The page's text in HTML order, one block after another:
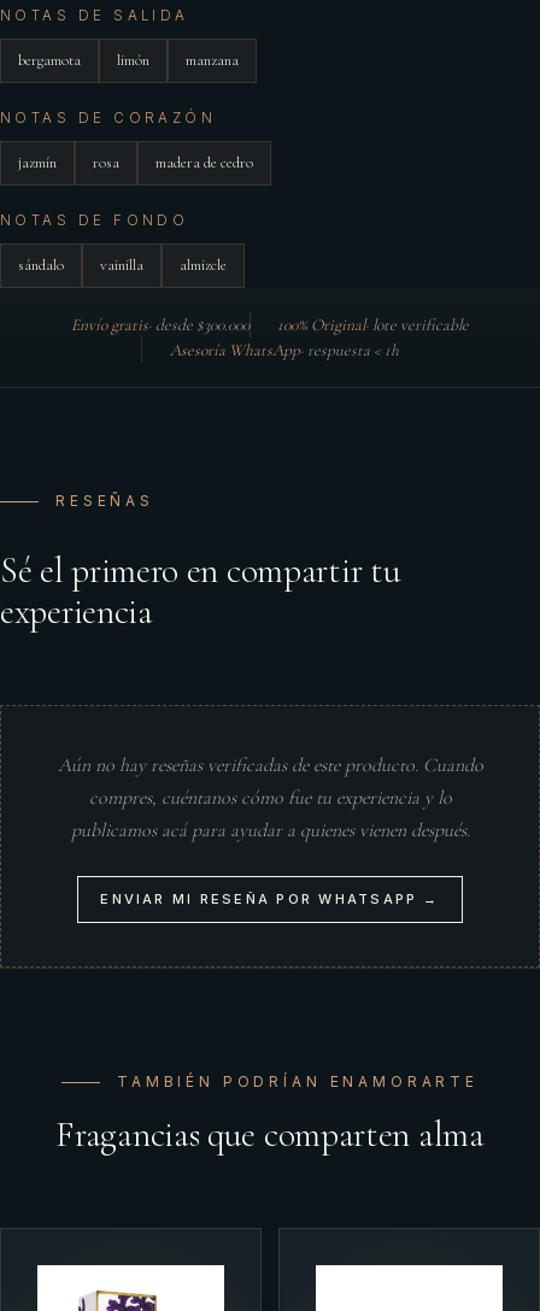
NOTAS DE SALIDA
bergamota limón manzana
NOTAS DE CORAZÓN
jazmín rosa madera de cedro
NOTAS DE FONDO
sándalo vainilla almizcle
Envío gratis· desde $300.000 100% Original· lote verificable
Asesoría WhatsApp· respuesta < 1h
RESEÑAS
Sé el primero en compartir tu
experiencia
Aún no hay reseñas verificadas de este producto. Cuando
compres, cuéntanos cómo fue tu experiencia y lo
publicamos acá para ayudar a quienes vienen después.
ENVIAR MI RESEÑA POR WHATSAPP →
TAMBIÉN PODRÍAN ENAMORARTE
Fragancias que comparten alma